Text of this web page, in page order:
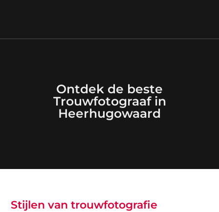
Ontdek de beste
Trouwfotograaf in
Heerhugowaard
Stijlen van trouwfotografie